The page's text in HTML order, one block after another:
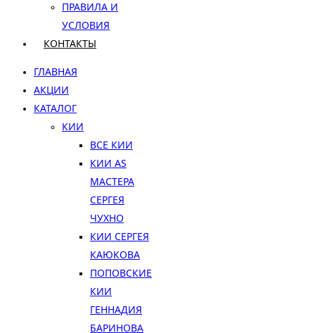
ПРАВИЛА И
УСЛОВИЯ
КОНТАКТЫ
ГЛАВНАЯ
АКЦИИ
КАТАЛОГ
КИИ
ВСЕ КИИ
КИИ AS
МАСТЕРА
СЕРГЕЯ
ЧУХНО
КИИ СЕРГЕЯ
КАЮКОВА
ПОПОВСКИЕ
КИИ
ГЕННАДИЯ
БАРИНОВА